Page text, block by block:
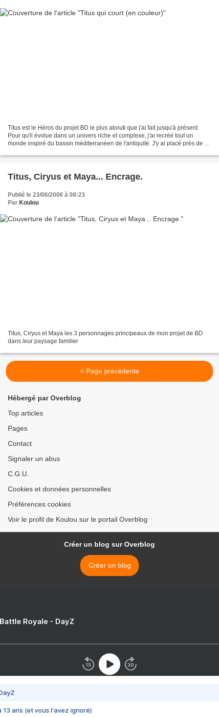
Titus est le Héros du projet BD le plus abouti que j'ai fait jusqu'à présent.
Pour qu'il évolue dans un univers riche et complexe, j'ai recréé tout un
monde inspiré du bassin méditerranéen de l'antiquité. J'y ai placé près de 22
Titus, Ciryus et Maya... Encrage.
Publié le 23/06/2006 à 08:23
Par Koulou
Titus, Ciryus et Maya les 3 personnages principeaux de mon projet de BD
dans leur paysage familier
< Page précédente
Hébergé par Overblog
Top articles
Pages
Contact
Signaler un abus
C.G.U.
Cookies et données personnelles
Préférences cookies
Voir le profil de Koulou sur le portail Overblog
Créer un blog sur Overblog
Créer un blog
Royale - DayZ
13 ans (et vous l'avez ignoré)